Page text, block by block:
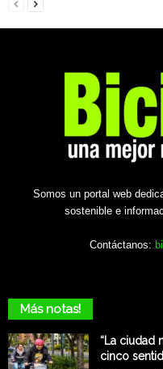
Somos un portal web
sostenible e
Contáctanos:
Más notas!
“La ciudad
cinco